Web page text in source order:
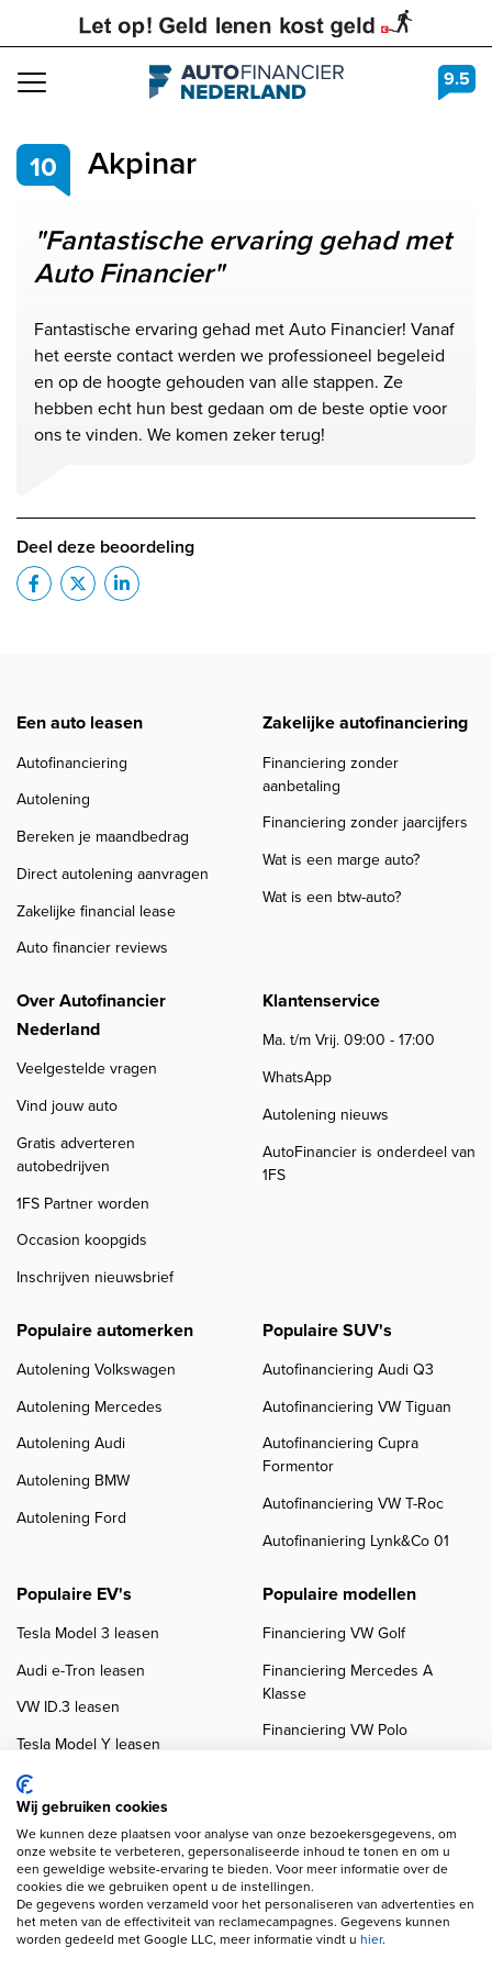
Navigation 9.5
10 Akpinar
"Fantastische ervaring gehad met
Auto Financier"
Fantastische ervaring gehad met Auto Financier! Vanaf
het eerste contact werden we professioneel begeleid
en op de hoogte gehouden van alle stappen. Ze
hebben echt hun best gedaan om de beste optie voor
ons te vinden. We komen zeker terug!
Deel deze beoordeling
Een auto leasen
Autofinanciering
Autolening
Bereken je maandbedrag
Direct autolening aanvragen
Zakelijke financial lease
Auto financier reviews
Zakelijke autofinanciering
Financiering zonder
aanbetaling
Financiering zonder jaarcijfers
Wat is een marge auto?
Wat is een btw-auto?
Over Autofinancier
Nederland
Veelgestelde vragen
Vind jouw auto
Gratis adverteren
autobedrijven
1FS Partner worden
Occasion koopgids
Inschrijven nieuwsbrief
Klantenservice
Ma. t/m Vrij. 09:00 - 17:00
WhatsApp
Autolening nieuws
AutoFinancier is onderdeel van
1FS
Populaire automerken
Autolening Volkswagen
Autolening Mercedes
Autolening Audi
Autolening BMW
Autolening Ford
Populaire SUV's
Autofinanciering Audi Q3
Autofinanciering VW Tiguan
Autofinanciering Cupra
Formentor
Autofinanciering VW T-Roc
Autofinaniering Lynk&Co 01
Populaire EV's
Tesla Model 3 leasen
Audi e-Tron leasen
VW ID.3 leasen
Tesla Model Y leasen
VW ID.4 leasen
Populaire modellen
Financiering VW Golf
Financiering Mercedes A
Klasse
Financiering VW Polo
Copyright navigation
Wij gebruiken cookies
We kunnen deze plaatsen voor analyse van onze bezoekersgegevens, om
onze website te verbeteren, gepersonaliseerde inhoud te tonen en om u
een geweldige website-ervaring te bieden. Voor meer informatie over de
cookies die we gebruiken opent u de instellingen.
De gegevens worden verzameld voor het personaliseren van advertenties en
het meten van de effectiviteit van reclamecampagnes. Gegevens kunnen
worden gedeeld met Google LLC, meer informatie vindt u hier.